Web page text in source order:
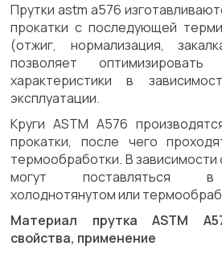
Прутки astm a576
прокатки с последующей
(отжиг, нормализация,
позволяет
характеристики в
эксплуатации.
Круги ASTM A576
прокатки, после чего
термообработки. В зависимости
могут поставляться в
холоднотянутом или
Материал прутка ASTM
свойства, применение